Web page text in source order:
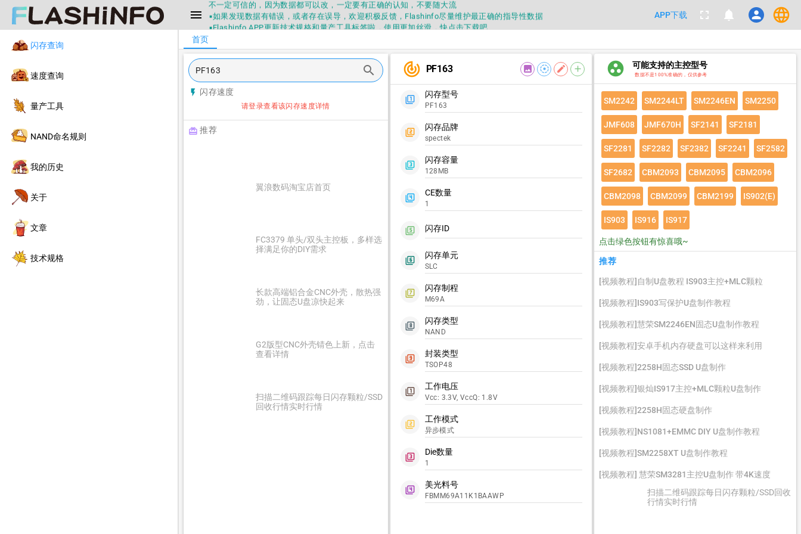
menu
不一定可信的，因为数据都可以改，一定要有正确的认知，不要随大流
▪如果发现数据有错误，或者存在误导，欢迎积极反馈，Flashinfo尽量维护最正确的指导性数据
▪Flashinfo APP更新技术规格和量产工具标签啦，使用更加丝滑，快点击下载吧
▪兄弟们没事不要乱下载量产工具，过分了下载服务会暂停一段时间才能恢复
▪Flashinfo提供的所有数据仅供参考，DIY本来就有不确定性，任何第三方工具提供的数据都不要100%相信，包括量产工具都
不一定可信的，因为数据都可以改，一定要有正确的认知，不要随大流
▪如果发现数据有错误，或者存在误导，欢迎积极反馈，Flashinfo尽量维护最正确的指导性数据
▪Flashinfo APP更新技术规格和量产工具标签啦，使用更加丝滑，快点击下载吧
APP下载 fullscreen notifications person language
闪存查询
速度查询
量产工具
NAND命名规则
我的历史
关于
文章
技术规格
search
flash_on 闪存速度
请登录查看该闪存速度详情
redeem 推荐
翼浪数码淘宝店首页
FC3379 单头/双头主控板，多样选
择满足你的DIY需求
长款高端铝合金CNC外壳，散热强
劲，让固态U盘凉快起来
G2版型CNC外壳锖色上新，点击
查看详情
扫描二维码跟踪每日闪存颗粒/SSD
回收行情实时行情
track_changes PF163 image filter_tilt_shift edit add
filter_1
闪存型号
PF163
filter_2
闪存品牌
spectek
filter_3
闪存容量
128MB
filter_4
CE数量
1
filter_5 闪存ID
filter_6
闪存单元
SLC
filter_7
闪存制程
M69A
filter_8
闪存类型
NAND
filter_9
封装类型
TSOP48
filter_1
工作电压
Vcc: 3.3V, VccQ: 1.8V
filter_2
工作模式
异步模式
filter_3
Die数量
1
filter_4
美光料号
FBMM69A11K1BAAWP
group_work 可能支持的主控型号
数据不是100%准确的，仅供参考
SM2242 SM2244LT SM2246EN SM2250
JMF608 JMF670H SF2141 SF2181
SF2281 SF2282 SF2382 SF2241 SF2582
SF2682 CBM2093 CBM2095 CBM2096
CBM2098 CBM2099 CBM2199 IS902(E)
IS903 IS916 IS917
点击绿色按钮有惊喜哦~
推荐
[视频教程]自制U盘教程 IS903主控+MLC颗粒
[视频教程]IS903写保护U盘制作教程
[视频教程]慧荣SM2246EN固态U盘制作教程
[视频教程]安卓手机内存硬盘可以这样来利用
[视频教程]2258H固态SSD U盘制作
[视频教程]银灿IS917主控+MLC颗粒U盘制作
[视频教程]2258H固态硬盘制作
[视频教程]NS1081+EMMC DIY U盘制作教程
[视频教程]SM2258XT U盘制作教程
[视频教程] 慧荣SM3281主控U盘制作 带4K速度
扫描二维码跟踪每日闪存颗粒/SSD回收
行情实时行情
首页